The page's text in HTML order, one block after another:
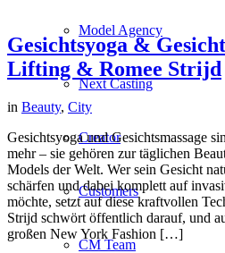
Model Agency
Next Casting
Creator
Customers
CM Team
Gesichtsyoga &
Lifting & Romee Strijd
in Beauty, City
Gesichtsyoga und Gesichtsmassage
mehr – sie gehören zur täglichen
Models der Welt. Wer sein Gesicht
schärfen und dabei komplett auf
möchte, setzt auf diese kraftvollen
Strijd schwört öffentlich darauf, und
großen New York Fashion […]